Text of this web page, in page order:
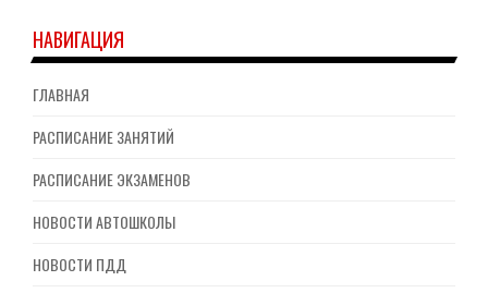
НАВИГАЦИЯ
ГЛАВНАЯ
РАСПИСАНИЕ ЗАНЯТИЙ
РАСПИСАНИЕ ЭКЗАМЕНОВ
НОВОСТИ АВТОШКОЛЫ
НОВОСТИ ПДД